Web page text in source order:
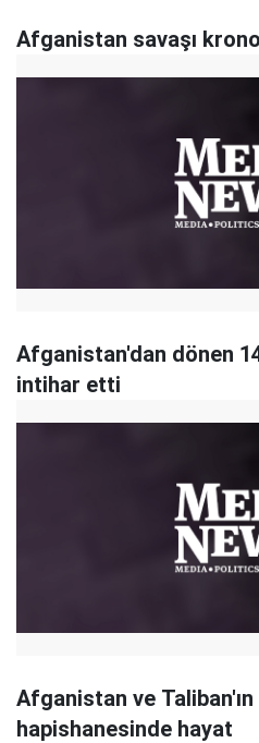
Afganistan savaşı
Afganistan'dan dönen
intihar etti
Afganistan ve
hapishanesinde hayat